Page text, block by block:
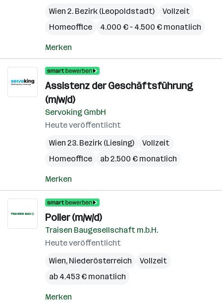
Wien 2. Bezirk (Leopoldstadt)
Vollzeit
Homeoffice
4.000 € – 4.500 € monatlich
Merken
Assistenz der Geschäftsführung
(m/w/d)
Servoking GmbH
Heute veröffentlicht
Wien 23. Bezirk (Liesing)
Vollzeit
Homeoffice
ab 2.500 € monatlich
Merken
Polier (m/w/d)
Traisen Baugesellschaft m.b.H.
Heute veröffentlicht
Wien, Niederösterreich
Vollzeit
ab 4.453 € monatlich
Merken